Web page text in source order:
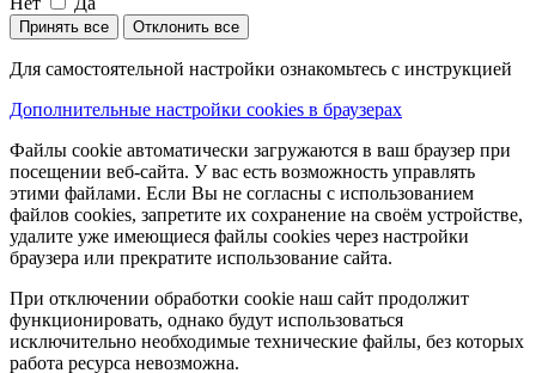
Принять все Отклонить все
Для самостоятельной настройки ознакомьтесь с инструкцией
Дополнительные настройки cookies в браузерах
Файлы cookie автоматически загружаются в ваш браузер при
посещении веб-сайта. У вас есть возможность управлять
этими файлами. Если Вы не согласны с использованием
файлов cookies, запретите их сохранение на своём устройстве,
удалите уже имеющиеся файлы cookies через настройки
браузера или прекратите использование сайта.
При отключении обработки cookie наш сайт продолжит
функционировать, однако будут использоваться
исключительно необходимые технические файлы, без которых
работа ресурса невозможна.